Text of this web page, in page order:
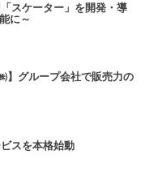
スケーター」を開発・導
に～
】グループ会社で販売力の
スを本格始動